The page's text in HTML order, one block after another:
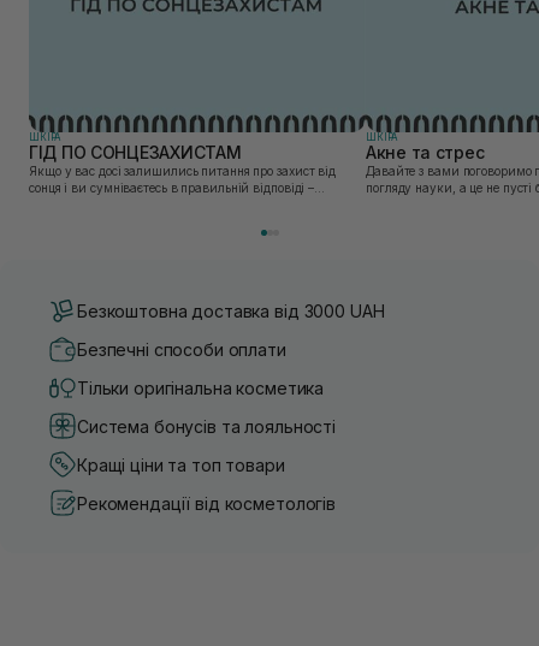
ШКIРА
ГІД ПО СОНЦЕЗАХИСТАМ
Якщо у вас досі залишились питання про захист від
сонця і ви сумніваєтесь в правильній відповіді –
ШКIРА
Акне та стрес
Давайте з вами поговоримо
погляду науки, а це не
Безкоштовна доставка від 3000 UAH
Безпечні способи оплати
Тільки оригінальна косметика
Система бонусів та лояльності
Кращі ціни та топ товари
Рекомендації від косметологів